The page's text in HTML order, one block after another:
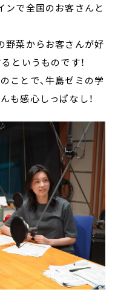
ンで全国のお客さんと
野菜からお客さんが好
というものです！
ことで、牛島ゼミの学
も感心しっぱなし！